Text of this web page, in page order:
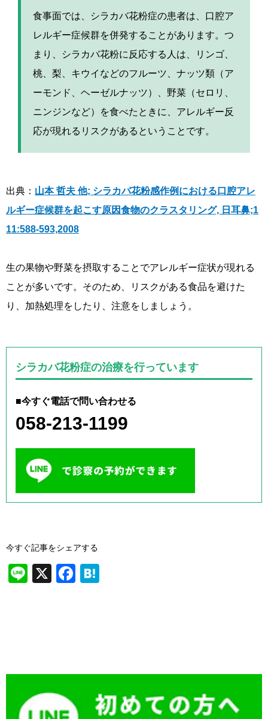
食事面では、シラカバ花粉症の患者は、口腔ア
レルギー症候群を併発することがあります。つ
まり、シラカバ花粉に反応する人は、リンゴ、
桃、梨、キウイなどのフルーツ、ナッツ類（ア
ーモンド、ヘーゼルナッツ）、野菜（セロリ、
ニンジンなど）を食べたときに、アレルギー反
応が現れるリスクがあるということです。
出典： 山本 哲夫 他; シラカバ花粉感作例における口腔アレ
ルギー症候群を起こす原因食物のクラスタリング, 日耳鼻;1
11:588-593,2008
生の果物や野菜を摂取することでアレルギー症状が現れる
ことが多いです。そのため、リスクがある食品を避けた
り、加熱処理をしたり、注意をしましょう。
シラカバ花粉症の治療を行っています
■今すぐ電話で問い合わせる
058-213-1199
今すぐ記事をシェアする
Li X
F
o
k